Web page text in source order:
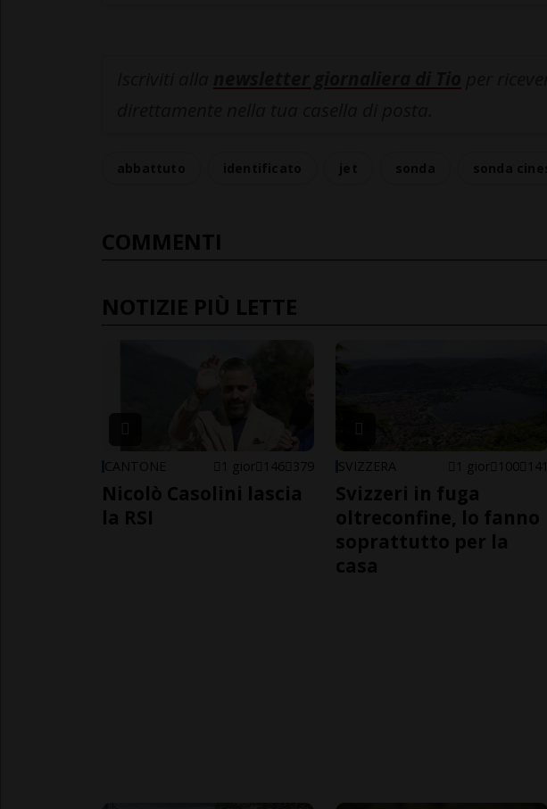
COMMENTI
NOTIZIE PIÙ LETTE
CANTONE 1 gior 146 379
Nicolò Casolini lascia
la RSI
SVIZZERA 1 gior 100 141
Svizzeri in fuga
oltreconfine, lo fanno
soprattutto per la
casa